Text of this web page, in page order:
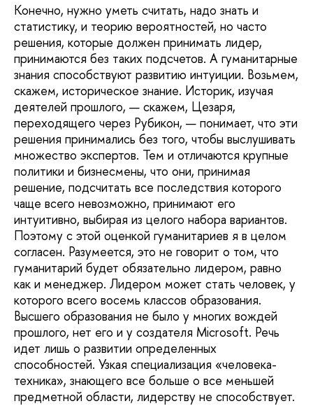
Конечно, нужно уметь считать, надо знать и
статистику, и теорию вероятностей, но часто
решения, которые должен принимать лидер,
принимаются без таких подсчетов. А гуманитарные
знания способствуют развитию интуиции. Возьмем,
скажем, историческое знание. Историк, изучая
деятелей прошлого, — скажем, Цезаря,
переходящего через Рубикон, — понимает, что эти
решения принимались без того, чтобы выслушивать
множество экспертов. Тем и отличаются крупные
политики и бизнесмены, что они, принимая
решение, подсчитать все последствия которого
чаще всего невозможно, принимают его
интуитивно, выбирая из целого набора вариантов.
Поэтому с этой оценкой гуманитариев я в целом
согласен. Разумеется, это не говорит о том, что
гуманитарий будет обязательно лидером, равно
как и менеджер. Лидером может стать человек, у
которого всего восемь классов образования.
Высшего образования не было у многих вождей
прошлого, нет его и у создателя Microsoft. Речь
идет лишь о развитии определенных
способностей. Узкая специализация «человека-
техника», знающего все больше о все меньшей
предметной области, лидерству не способствует.